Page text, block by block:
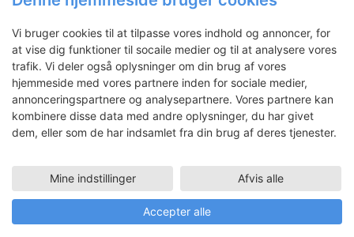
Emil Alexander Juel Jespersen:
Simple Møbler
På træværkstedet har møbeldesigner,
Emil Alexander Juel Jespersen,
videreudviklet en simpel møbelserie, som
indtil videre består af en skammel, et bord
træsorter, ligesom han har
eksperimenteret med proportion og
Vi bruger cookies til at tilpasse vores indhold og annoncer, for
at vise dig funktioner til socaile medier og til at analysere vores
trafik. Vi deler også oplysninger om din brug af vores
hjemmeside med vores partnere inden for sociale medier,
annonceringspartnere og analysepartnere. Vores partnere kan
kombinere disse data med andre oplysninger, du har givet
dem, eller som de har indsamlet fra din brug af deres tjenester.
Mine indstillinger Afvis alle
Accepter alle